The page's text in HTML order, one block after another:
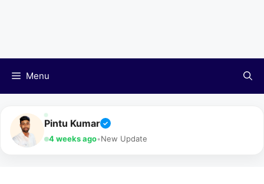
Menu
Pintu Kumar ✓
4 weeks ago•New Update